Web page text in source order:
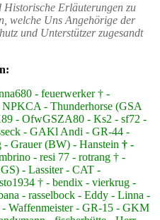
Erläuterungen zu
welche Uns Angehörige der
und Unterstützer zugesandt
- feuerwerker † -
NPKCA - Thunderhorse (GSA
- OfwGSZA80 - Ks2 - sf72 -
- GAKl Andi - GR-44 -
Grauer (BW) - Hanstein † -
- resi 77 - rotrang † -
- Lassiter - CAT -
† - bendix - vierkrug -
- rasselbock - Eddy - Linna -
Waffenmeister - GR-15 - GKM